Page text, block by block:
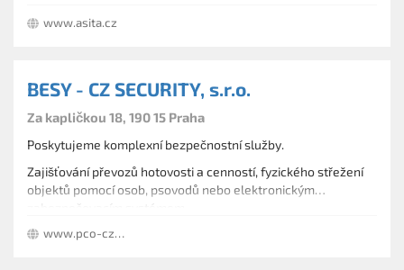
www.asita.cz
BESY - CZ SECURITY, s.r.o.
Za kapličkou 18, 190 15 Praha
Poskytujeme komplexní bezpečnostní služby.
Zajišťování převozů hotovosti a cenností, fyzického střežení
objektů pomocí osob, psovodů nebo elektronickým
www.pco-cz.cz